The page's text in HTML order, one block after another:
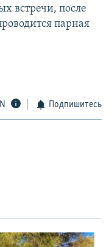
встречи, после
парная
Подпишитесь